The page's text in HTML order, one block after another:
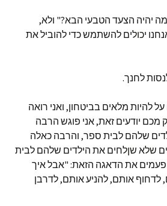
יהיה הצעד הטבעי הבא?" ולא,
יכולים להשתמש כדי להוביל את
לחנך.
להיות מלאים בביטחון, ואני רואה
מכם יודעים זאת, אני פוגש הרבה
שלהם לבית ספר, והרבה כאלה
שלא שןלחים את הילדים שלהם לבית
את הדאגה הזאת: "אבל איך
לדחוף אותם, להניע אותם, לדרבן